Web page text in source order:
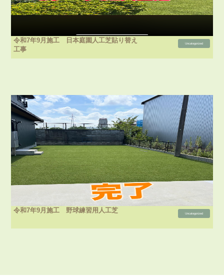
令和7年9月施工 日本庭園人工芝貼り替え
工事
Uncategorized
令和7年9月施工 野球練習用人工芝 Uncategorized